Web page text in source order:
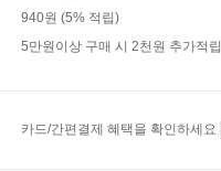
940원 (5% 적립)
5만원이상 구매 시 2천원 추가적립
카드/간편결제 혜택을 확인하세요